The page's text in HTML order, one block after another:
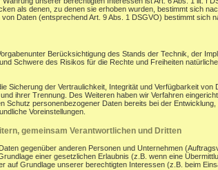
als denen, zu denen sie erhoben wurden, bestimmt sich
Daten (entsprechend Art. 9 Abs. 1 DSGVO) bestimmt sich
Berücksichtigung des Stands der Technik, der
Schwere des Risikos für die Rechte und Freiheiten
Sicherung der Vertraulichkeit, Integrität und Verfügbarkeit
ihrer Trennung. Des Weiteren haben wir Verfahren
Schutz personenbezogener Daten bereits bei der
Voreinstellungen.
gemeinsam Verantwortlichen und Dritten
gegenüber anderen Personen und Unternehmen
einer gesetzlichen Erlaubnis (z.B. wenn eine
auf Grundlage unserer berechtigten Interessen (z.B. beim